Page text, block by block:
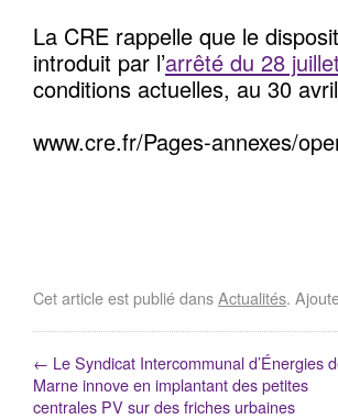
La CRE rappelle que le
introduit par l’arrêté du 28
conditions actuelles, au 30
www.cre.fr/Pages-annexes/
Cet article est publié dansActualités.
← Le Syndicat Intercommunal d’Énergies
Marne innove en implantant des petites
centrales PV sur des friches urbaines